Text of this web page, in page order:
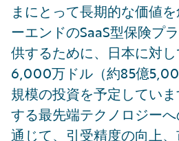
まにとって長期的な価値
ーエンドのSaaS型保険プ
供するために、日本に対
6,000万ドル（約85億
規模の投資を予定してい
する最先端テクノロジー
通じて、引受精度の向上